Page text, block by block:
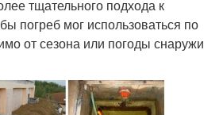
тщательного подхода к
погреб мог использоваться по
от сезона или погоды снаружи